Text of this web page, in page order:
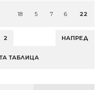
18 5 7 6 22
2 НАПРЕД
ТАБЛИЦА